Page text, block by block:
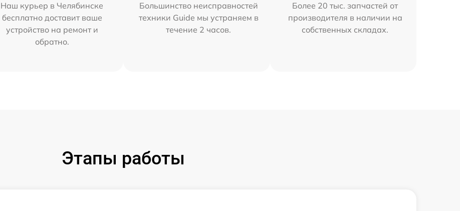
Наш курьер в Челябинске
бесплатно доставит ваше
устройство на ремонт и
обратно.
Большинство неисправностей
техники Guide мы устраняем в
течение 2 часов.
Более 20 тыс. запчастей от
производителя в наличии на
собственных складах.
Этапы работы